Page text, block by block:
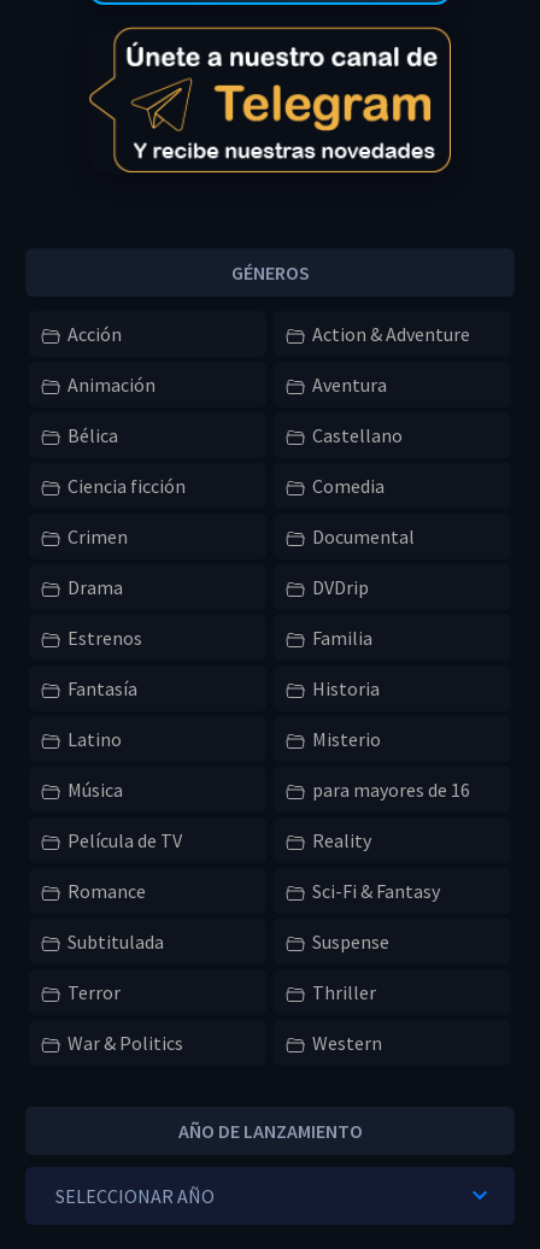
GÉNEROS
Acción Action & Adventure
Animación Aventura
Bélica Castellano
Ciencia ficción Comedia
Crimen Documental
Drama DVDrip
Estrenos Familia
Fantasía Historia
Latino Misterio
Música para mayores de 16
Película de TV Reality
Romance Sci-Fi & Fantasy
Subtitulada Suspense
Terror Thriller
War & Politics Western
AÑO DE LANZAMIENTO